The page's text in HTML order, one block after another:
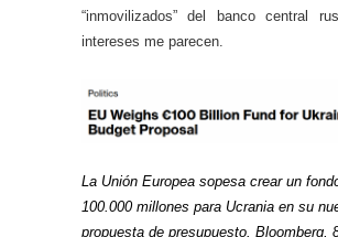
“inmovilizados” del banco central
intereses me parecen.
La Unión Europea sopesa crear un
100.000 millones para Ucrania en su
propuesta de presupuesto. Bloomberg,